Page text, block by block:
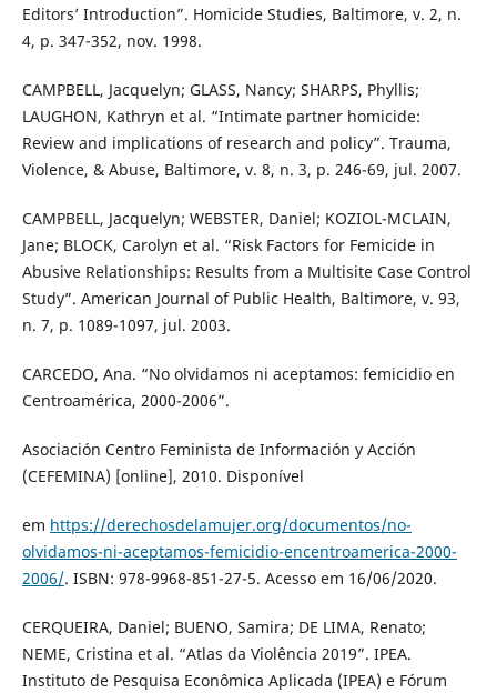
Editors’ Introduction”. Homicide Studies, Baltimore, v. 2, n.
4, p. 347-352, nov. 1998.
CAMPBELL, Jacquelyn; GLASS, Nancy; SHARPS, Phyllis;
LAUGHON, Kathryn et al. “Intimate partner homicide:
Review and implications of research and policy”. Trauma,
Violence, & Abuse, Baltimore, v. 8, n. 3, p. 246-69, jul. 2007.
CAMPBELL, Jacquelyn; WEBSTER, Daniel; KOZIOL-MCLAIN,
Jane; BLOCK, Carolyn et al. “Risk Factors for Femicide in
Abusive Relationships: Results from a Multisite Case Control
Study”. American Journal of Public Health, Baltimore, v. 93,
n. 7, p. 1089-1097, jul. 2003.
CARCEDO, Ana. “No olvidamos ni aceptamos: femicidio en
Centroamérica, 2000-2006”.
Asociación Centro Feminista de Información y Acción
(CEFEMINA) [online], 2010. Disponível
em https://derechosdelamujer.org/documentos/no-
olvidamos-ni-aceptamos-femicidio-encentroamerica-2000-
2006/. ISBN: 978-9968-851-27-5. Acesso em 16/06/2020.
CERQUEIRA, Daniel; BUENO, Samira; DE LIMA, Renato;
NEME, Cristina et al. “Atlas da Violência 2019”. IPEA.
Instituto de Pesquisa Econômica Aplicada (IPEA) e Fórum